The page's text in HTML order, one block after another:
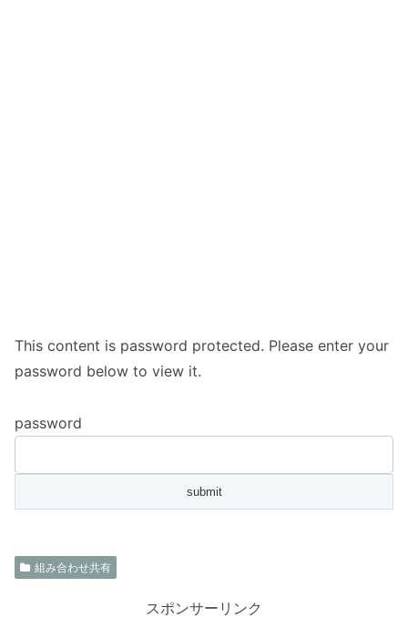
This content is password protected. Please enter your
password below to view it.
password
組み合わせ共有
スポンサーリンク